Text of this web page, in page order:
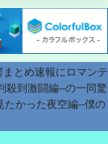
とめ速報にロマンテ
殺到激闘編--の一同驚
たかった夜空編--僕の